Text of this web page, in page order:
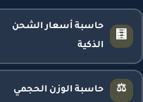
🧮
حاسبة أسعار الشحن
الذكية
⚖️ حاسبة الوزن الحجمي